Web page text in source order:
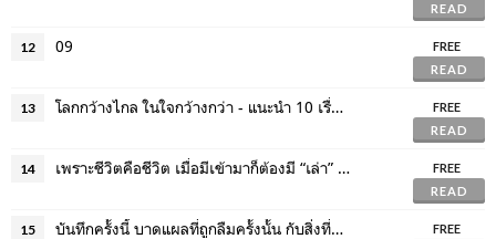
READ
12 09
FREE
READ
13 โลกกว้างไกล ในใจกว้างกว่า - แนะนำ 10 เรื่องอ่านสนุก จาก Minimore Makers
FREE
READ
14 เพราะชีวิตคือชีวิต เมื่อมีเข้ามาก็ต้องมี “เล่า” ไป!
FREE
READ
15 บันทึกครั้งนี้ บาดแผลที่ถูกลืมครั้งนั้น กับสิ่งที่อยากเห็นครั้งหน้า
FREE